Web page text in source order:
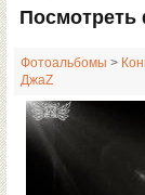
Фотоальбомы >
ДжаZ